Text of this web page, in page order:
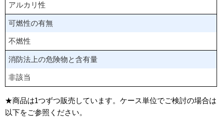
アルカリ性
可燃性の有無
不燃性
消防法上の危険物と含有量
非該当
★商品は1つずつ販売しています。ケース単位でご検討の場合は
以下をご参照ください。